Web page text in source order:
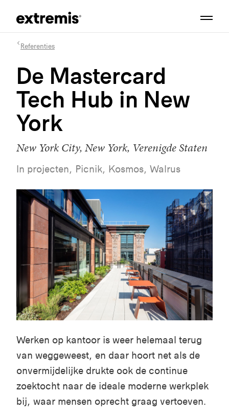
Referenties
De Mastercard
Tech Hub in New
York
New York City, New York, Verenigde Staten
In projecten, Picnik, Kosmos, Walrus
Werken op kantoor is weer helemaal terug
van weggeweest, en daar hoort net als de
onvermijdelijke drukte ook de continue
zoektocht naar de ideale moderne werkplek
bij, waar mensen oprecht graag vertoeven.